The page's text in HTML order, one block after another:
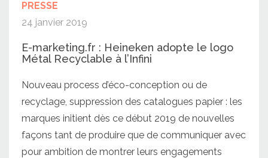
PRESSE
24 janvier 2019
E-marketing.fr : Heineken adopte le logo
Métal Recyclable à l’Infini
Nouveau process d’éco-conception ou de
recyclage, suppression des catalogues papier : les
marques initient dès ce début 2019 de nouvelles
façons tant de produire que de communiquer avec
pour ambition de montrer leurs engagements